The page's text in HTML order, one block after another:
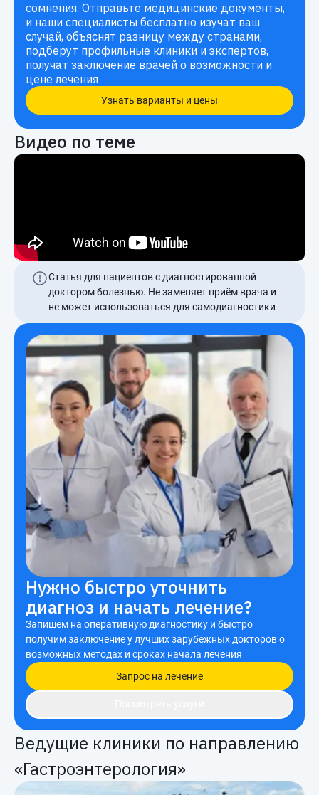
сомнения. Отправьте медицинские документы,
и наши специалисты бесплатно изучат ваш
случай, объяснят разницу между странами,
подберут профильные клиники и экспертов,
получат заключение врачей о возможности и
цене лечения
Узнать варианты и цены
Видео по теме
Статья для пациентов с диагностированной
доктором болезнью. Не заменяет приём врача и
не может использоваться для самодиагностики
Нужно быстро уточнить
диагноз и начать лечение?
Запишем на оперативную диагностику и быстро
получим заключение у лучших зарубежных докторов о
возможных методах и сроках начала лечения
Запрос на лечение
Ведущие клиники по направлению
«Гастроэнтерология»